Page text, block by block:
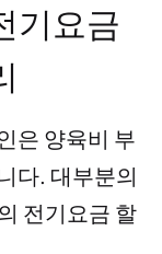
기요금
은 양육비 부
다. 대부분의
전기요금 할